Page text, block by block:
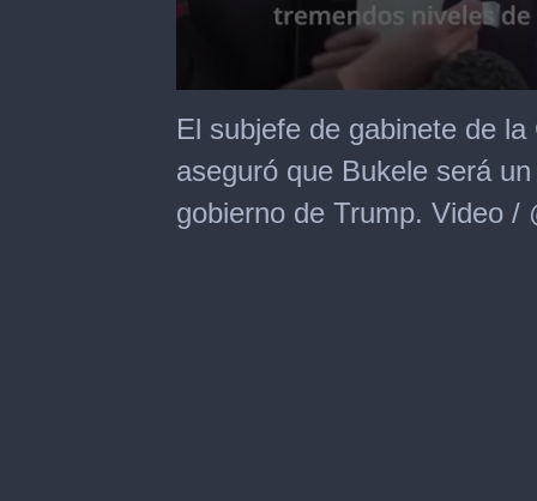
seconds
of
seconds
El subjefe de gabinete de
aseguró que Bukele será
gobierno de Trump. Video /